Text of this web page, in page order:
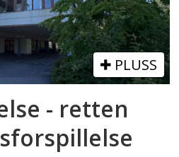
PLUSS
- retten